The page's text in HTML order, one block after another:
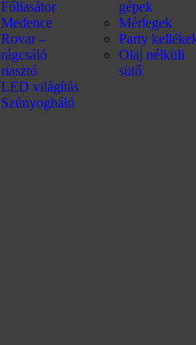
Fóliasátor
Medence
Rovar –
rágcsáló
riasztó
LED világítás
Szúnyogháló
gépek
Mérlegek
Party
Olaj nélküli
sütő